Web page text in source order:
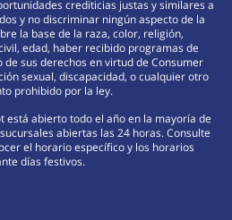
crediticias justas y similares a
y no discriminar ningún aspecto de la
la base de la raza, color, religión,
edad, haber recibido programas de
sus derechos en virtud de Consumer
sexual, discapacidad, o cualquier otro
prohibido por la ley.
está abierto todo el año en la mayoría de
abiertas las 24 horas. Consulte
el horario específico y los horarios
días festivos.